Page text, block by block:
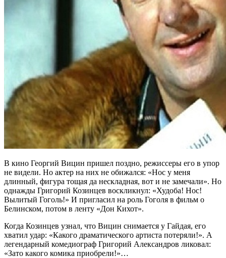
В кино Георгий Вицин пришел поздно, режиссеры его в упор
не видели. Но актер на них не обижался: «Нос у меня
длинный, фигура тощая да нескладная, вот и не замечали». Но
однажды Григорий Козинцев воскликнул: «Худоба! Нос!
Вылитый Гоголь!» И пригласил на роль Гоголя в фильм о
Белинском, потом в ленту «Дон Кихот».
Когда Козинцев узнал, что Вицин снимается у Гайдая, его
хватил удар: «Какого драматического артиста потеряли!». А
легендарный комедиограф Григорий Александров ликовал:
«Зато какого комика приобрели!»…